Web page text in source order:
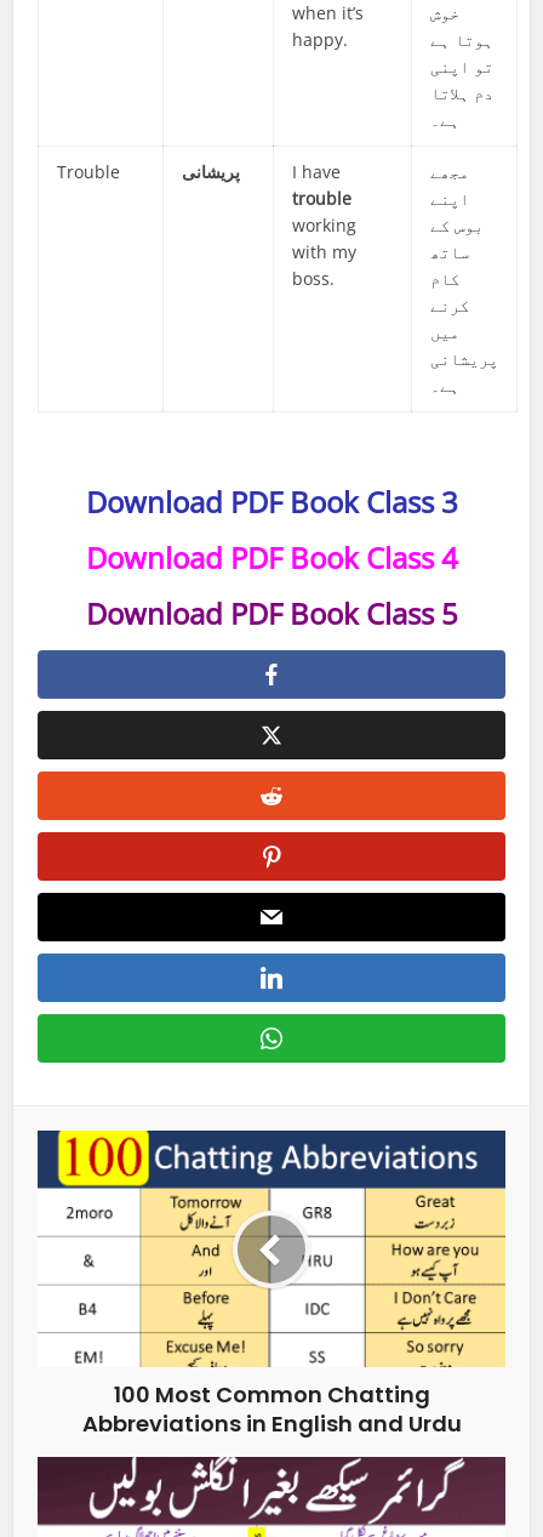
when it’s
happy.
خوش
ہوتا ہے
تو اپنی
دم ہلاتا
ہے۔
Trouble پریشانی
I have
trouble
working
with my
boss.
مجھے
اپنے
بوس کے
ساتھ
کام
کرنے
میں
پریشانی
ہے۔
Download PDF Book Class 3
Download PDF Book Class 4
Download PDF Book Class 5
100 Most Common Chatting
Abbreviations in English and Urdu